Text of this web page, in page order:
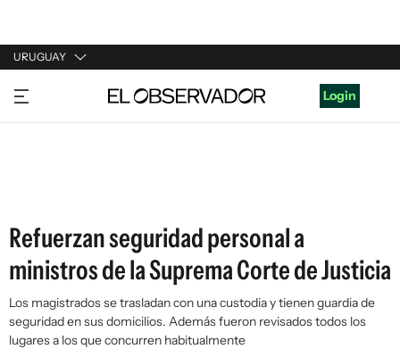
URUGUAY
URUGUAY
ARGENTINA
Login
Refuerzan seguridad personal a
ministros de la Suprema Corte de Justicia
Los magistrados se trasladan con una custodia y tienen guardia de
seguridad en sus domicilios. Además fueron revisados todos los
lugares a los que concurren habitualmente